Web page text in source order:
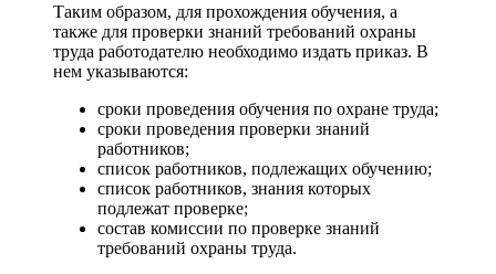
Таким образом, для прохождения обучения, а
также для проверки знаний требований охраны
труда работодателю необходимо издать приказ. В
нем указываются:
сроки проведения обучения по охране труда;
сроки проведения проверки знаний
работников;
список работников, подлежащих обучению;
список работников, знания которых
подлежат проверке;
состав комиссии по проверке знаний
требований охраны труда.